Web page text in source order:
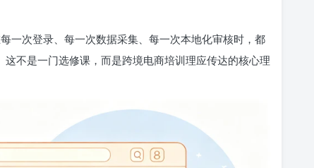
一次登录、每一次数据采集、每一次本地化审核时，都
不是一门选修课，而是跨境电商培训理应传达的核心理